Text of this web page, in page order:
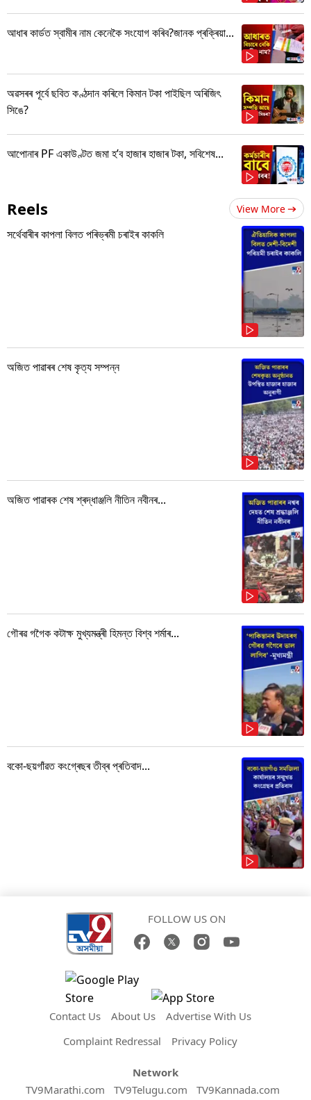
আধাৰ কাৰ্ডত স্বামীৰ নাম কেনেকৈ সংযোগ কৰিব?জানক প্ৰক্ৰিয়া...
অৱসৰৰ পূৰ্বে ছবিত কণ্ঠদান কৰিলে কিমান টকা পাইছিল অৰিজিৎ
সিঙে?
আপোনাৰ PF একাউণ্টত জমা হ’ব হাজাৰ হাজাৰ টকা, সবিশেষ...
Reels View More
সৰ্থেবাৰীৰ কাপলা বিলত পৰিভ্ৰমী চৰাইৰ কাকলি
অজিত পাৱাৰৰ শেষ কৃত্য সম্পন্ন
অজিত পাৱাৰক শেষ শ্ৰদ্ধাঞ্জলি নীতিন নবীনৰ...
গৌৰৱ গগৈক কটাক্ষ মুখ্যমন্ত্ৰী হিমন্ত বিশ্ব শৰ্মাৰ...
বকো-ছয়গাঁৱত কংগ্ৰেছৰ তীব্ৰ প্ৰতিবাদ...
FOLLOW US ON
Contact Us About Us
Advertise With Us
Complaint Redressal
Privacy Policy
Network
TV9Marathi.com
TV9Telugu.com TV9Kannada.com